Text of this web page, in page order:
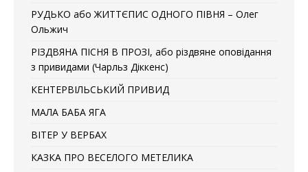
РУДЬКО або ЖИТТЄПИС ОДНОГО ПІВНЯ – Олег
Ольжич
РІЗДВЯНА ПІСНЯ В ПРОЗІ, або різдвяне оповідання
з привидами (Чарльз Діккенс)
КЕНТЕРВІЛЬСЬКИЙ ПРИВИД
МАЛА БАБА ЯГА
ВІТЕР У ВЕРБАХ
КАЗКА ПРО ВЕСЕЛОГО МЕТЕЛИКА